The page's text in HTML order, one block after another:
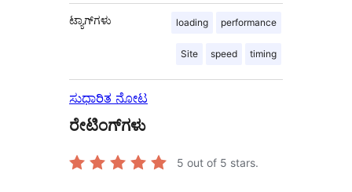
ಟ್ಯಾಗ್‌ಗಳು loading performance
Site speed timing
ಸುಧಾರಿತ ನೋಟ
ರೇಟಿಂಗ್‌ಗಳು
5 out of 5 stars.